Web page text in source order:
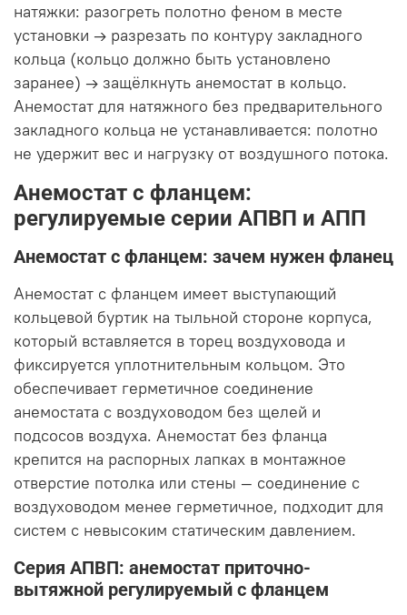
натяжки: разогреть полотно феном в месте
установки → разрезать по контуру закладного
кольца (кольцо должно быть установлено
заранее) → защёлкнуть анемостат в кольцо.
Анемостат для натяжного без предварительного
закладного кольца не устанавливается: полотно
не удержит вес и нагрузку от воздушного потока.
Анемостат с фланцем:
регулируемые серии АПВП и АПП
Анемостат с фланцем: зачем нужен фланец
Анемостат с фланцем имеет выступающий
кольцевой буртик на тыльной стороне корпуса,
который вставляется в торец воздуховода и
фиксируется уплотнительным кольцом. Это
обеспечивает герметичное соединение
анемостата с воздуховодом без щелей и
подсосов воздуха. Анемостат без фланца
крепится на распорных лапках в монтажное
отверстие потолка или стены — соединение с
воздуховодом менее герметичное, подходит для
систем с невысоким статическим давлением.
Серия АПВП: анемостат приточно-
вытяжной регулируемый с фланцем